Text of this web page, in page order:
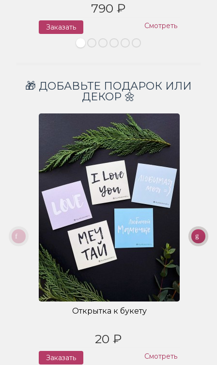
790 ₽
Заказать Смотреть
🎁 ДОБАВЬТЕ ПОДАРОК ИЛИ
ДЕКОР 🌼
Открытка к букету
20 ₽
Заказать Смотреть